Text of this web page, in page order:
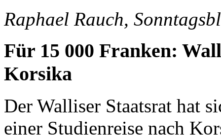
Raphael Rauch,
Für 15 000 Franken:
Korsika
Der Walliser Staatsrat hat
einer Studienreise nach